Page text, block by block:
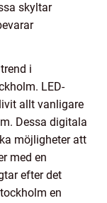
skyltar
i
LED-
allt vanligare
Dessa digitala
möjligheter att
med en
efter det
en